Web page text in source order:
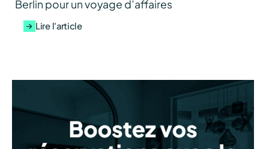
Berlin pour un voyage d’affaires
Lire l'article